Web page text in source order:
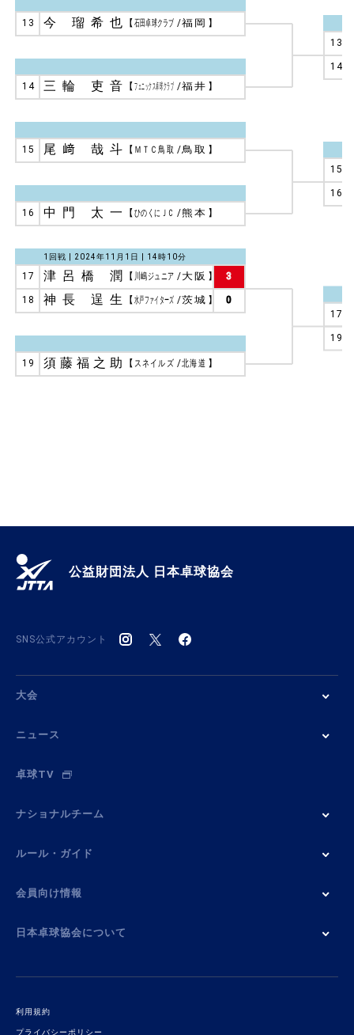
13
14
15
16
17
19
13 今 瑠希也 【 石田卓球クラブ /福岡 】
14 三輪 吏音 【 フェニックス卓球クラブ /福井 】
15 尾﨑 哉斗 【 ＭＴＣ鳥取 /鳥取 】
16 中門 太一 【 ひのくにＪＣ /熊本 】
1回戦 | 2024年11月1日 | 14時10分
3
17 津呂橋 潤 【 川嶋ジュニア /大阪 】
0
18 神長 逞生 【 水戸ファイターズ /茨城 】
19 須藤福之助 【 スネイルズ /北海道 】
公益財団法人 日本卓球協会
SNS公式アカウント
大会
ニュース
卓球TV
ナショナルチーム
ルール・ガイド
会員向け情報
日本卓球協会について
利用規約
プライバシーポリシー